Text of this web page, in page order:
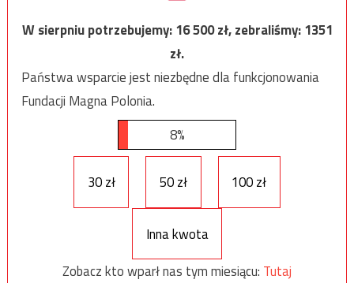
W sierpniu potrzebujemy:16 500zł, zebraliśmy:1351
zł.
Państwa wsparcie jest niezbędne dla funkcjonowania
Fundacji Magna Polonia.
8%
30 zł 50 zł 100 zł
Inna kwota
Zobacz kto wparł nas tym miesiącu: Tutaj